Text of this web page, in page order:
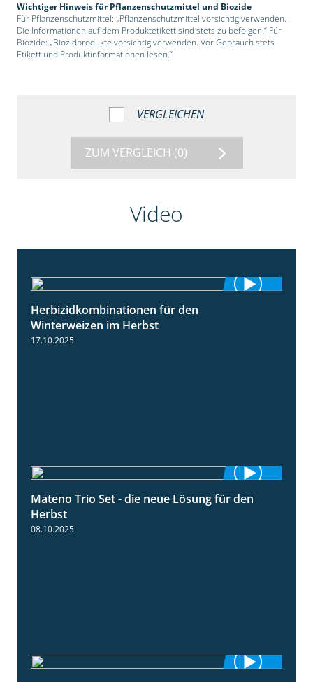
Wichtiger Hinweis für Pflanzenschutzmittel und Biozide
Für Pflanzenschutzmittel: „Pflanzenschutzmittel vorsichtig verwenden.
Die Informationen auf dem Produktetikett sind stets zu befolgen.“ Für
Biozide: „Biozidprodukte vorsichtig verwenden. Vor Gebrauch stets
Etikett und Produktinformationen lesen.“
VERGLEICHEN
ZUM VERGLEICH (0)
Video
Herbizidkombinationen für den
Winterweizen im Herbst
17.10.2025
2:22
Mateno Trio Set - die neue Lösung für den
Herbst
08.10.2025